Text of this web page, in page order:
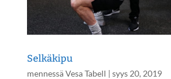
Selkäkipu
mennessäVesa Tabell | syys 20, 2019